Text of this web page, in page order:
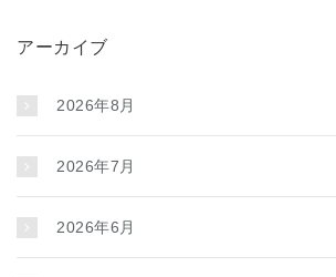
アーカイブ
2026年8月
2026年7月
2026年6月